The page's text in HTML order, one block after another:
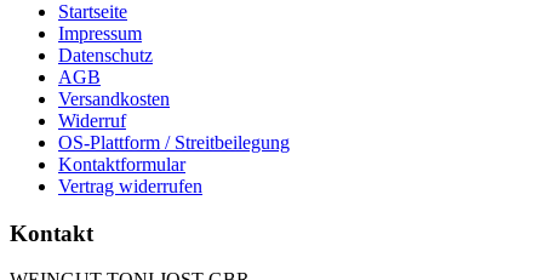
Startseite
Impressum
Datenschutz
AGB
Versandkosten
Widerruf
OS-Plattform / Streitbeilegung
Kontaktformular
Vertrag widerrufen
Kontakt